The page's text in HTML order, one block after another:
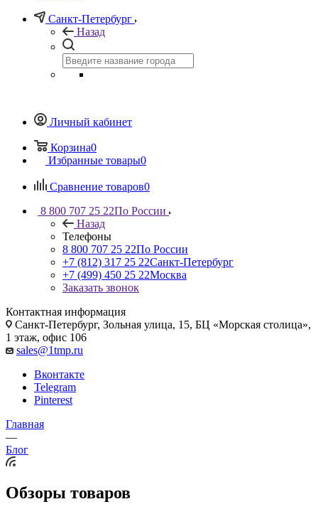
Санкт-Петербург
Назад
Личный кабинет
Корзина0
Избранные товары0
Сравнение товаров0
8 800 707 25 22По России
Назад
Телефоны
8 800 707 25 22По России
+7 (812) 317 25 22Санкт-Петербург
+7 (499) 450 25 22Москва
Заказать звонок
Контактная информация
Санкт-Петербург, Зольная улица, 15, БЦ «Морская столица»,
1 этаж, офис 106
sales@1tmp.ru
Вконтакте
Telegram
Pinterest
Главная
—
Блог
Обзоры товаров